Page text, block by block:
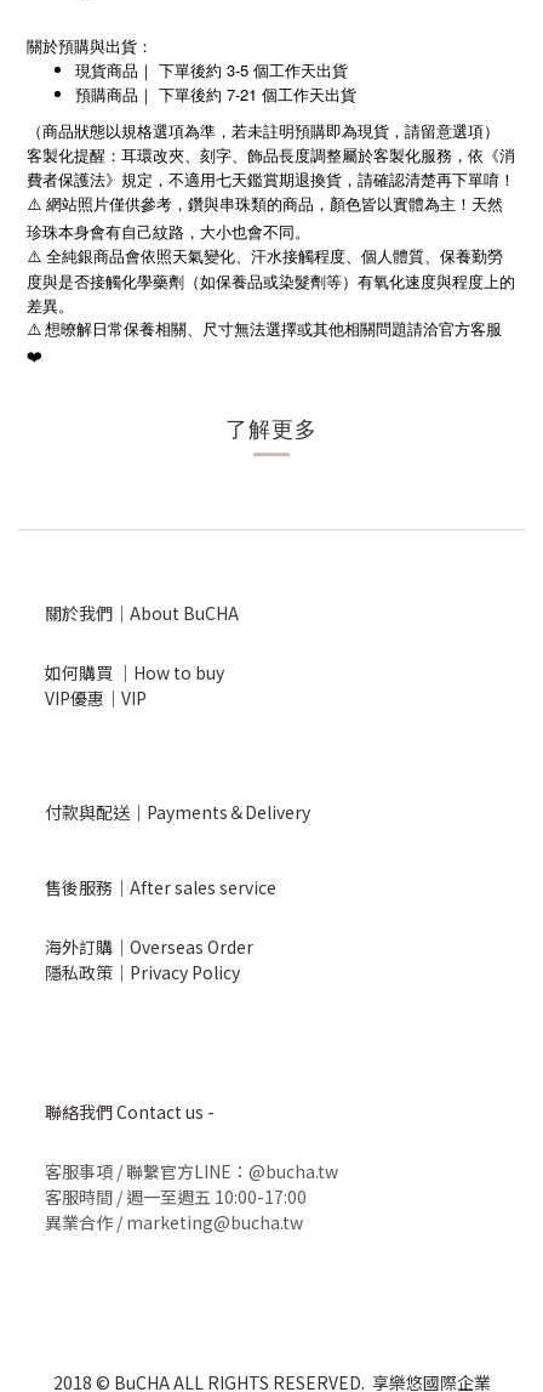
關於預購與出貨：
現貨商品｜ 下單後約 3-5 個工作天出貨
預購商品｜ 下單後約 7-21 個工作天出貨
（商品狀態以規格選項為準，若未註明預購即為現貨，請留意選項）
客製化提醒：耳環改夾、刻字、飾品長度調整屬於客製化服務，依《消
費者保護法》規定，不適用七天鑑賞期退換貨，請確認清楚再下單唷！
⚠️ 網站照片僅供參考，鑽與串珠類的商品，顏色皆以實體為主！天然
珍珠本身會有自己紋路，大小也會不同。
⚠️ 全純銀商品會依照天氣變化、汗水接觸程度、個人體質、保養勤勞
度與是否接觸化學藥劑（如保養品或染髮劑等）有氧化速度與程度上的
差異。
⚠️ 想暸解日常保養相關、尺寸無法選擇或其他相關問題請洽官方客服
❤️
了解更多
關於我們｜About BuCHA
如何購買 ｜How to buy
VIP優惠｜VIP
付款與配送｜Payments＆Delivery
售後服務｜After sales service
海外訂購｜Overseas Order
隱私政策｜Privacy Policy
聯絡我們 Contact us -
客服事項 /聯繫官方LINE：@bucha.tw
客服時間 / 週一至週五 10:00-17:00
異業合作 / marketing@bucha.tw
2018 © BuCHA ALL RIGHTS RESERVED. 享樂悠國際企業